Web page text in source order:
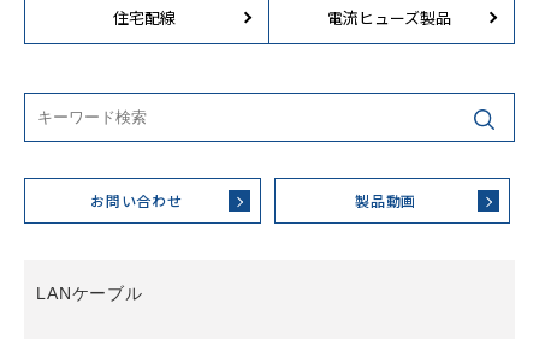
住宅配線 電流ヒューズ製品
お問い合わせ 製品動画
LANケーブル